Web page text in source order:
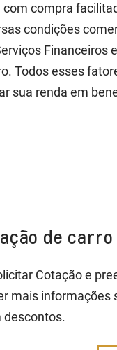
compra
condições
Financeiros
Todos esses
sua renda em
de
Cotação e
mais
descontos.